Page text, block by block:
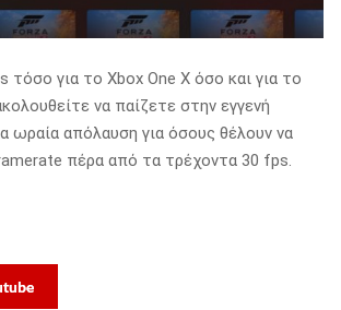
τόσο για το Xbox One X όσο και για το
να παίζετε στην εγγενή
ωραία απόλαυση για όσους θέλουν να
πέρα από τα τρέχοντα 30 fps.